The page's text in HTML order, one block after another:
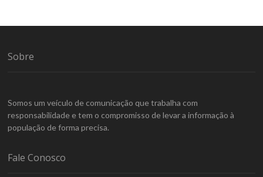
Sobre
Somos um veículo de comunicação que trabalha com
responsabilidade e tem o compromisso de levar a informação à
população de forma precisa.
Fale Conosco